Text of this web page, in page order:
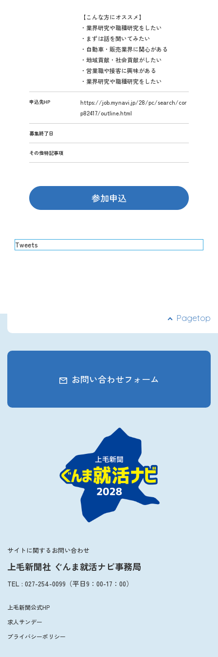
【こんな方にオススメ】
・業界研究や職種研究をしたい
・まずは話を聞いてみたい
・自動車・販売業界に関心がある
・地域貢献・社会貢献がしたい
・営業職や接客に興味がある
・業界研究や職種研究をしたい
申込先HP
https://job.mynavi.jp/28/pc/search/cor
p82417/outline.html
募集終了日
その他特記事項
参加申込
Tweets
お問い合わせフォーム
サイトに関するお問い合わせ
上毛新聞社 ぐんま就活ナビ事務局
TEL : 027-254-0099 （平日9：00-17：00）
上毛新聞公式HP
求人サンデー
プライバシーポリシー
Pagetop